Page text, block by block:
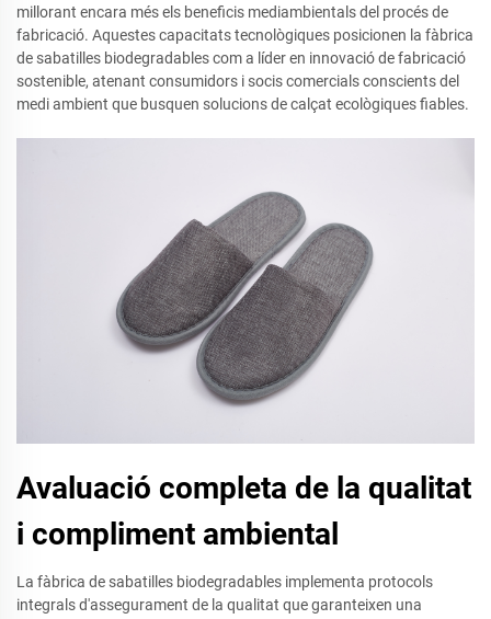
millorant encara més els beneficis mediambientals del procés de
fabricació. Aquestes capacitats tecnològiques posicionen la fàbrica
de sabatilles biodegradables com a líder en innovació de fabricació
sostenible, atenant consumidors i socis comercials conscients del
medi ambient que busquen solucions de calçat ecològiques fiables.
Avaluació completa de la qualitat
i compliment ambiental
La fàbrica de sabatilles biodegradables implementa protocols
integrals d'assegurament de la qualitat que garanteixen una